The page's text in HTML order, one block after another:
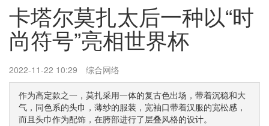
卡塔尔莫扎太后一种以“时
尚符号”亮相世界杯
2022-11-22 10:29 综合网络
作为高定款之一，莫扎采用一体的复古色出场，带着沉稳和大
气，同色系的头巾，薄纱的服装，宽袖口带着汉服的宽松感，
而且头巾作为配饰，在胯部进行了层叠风格的设计。